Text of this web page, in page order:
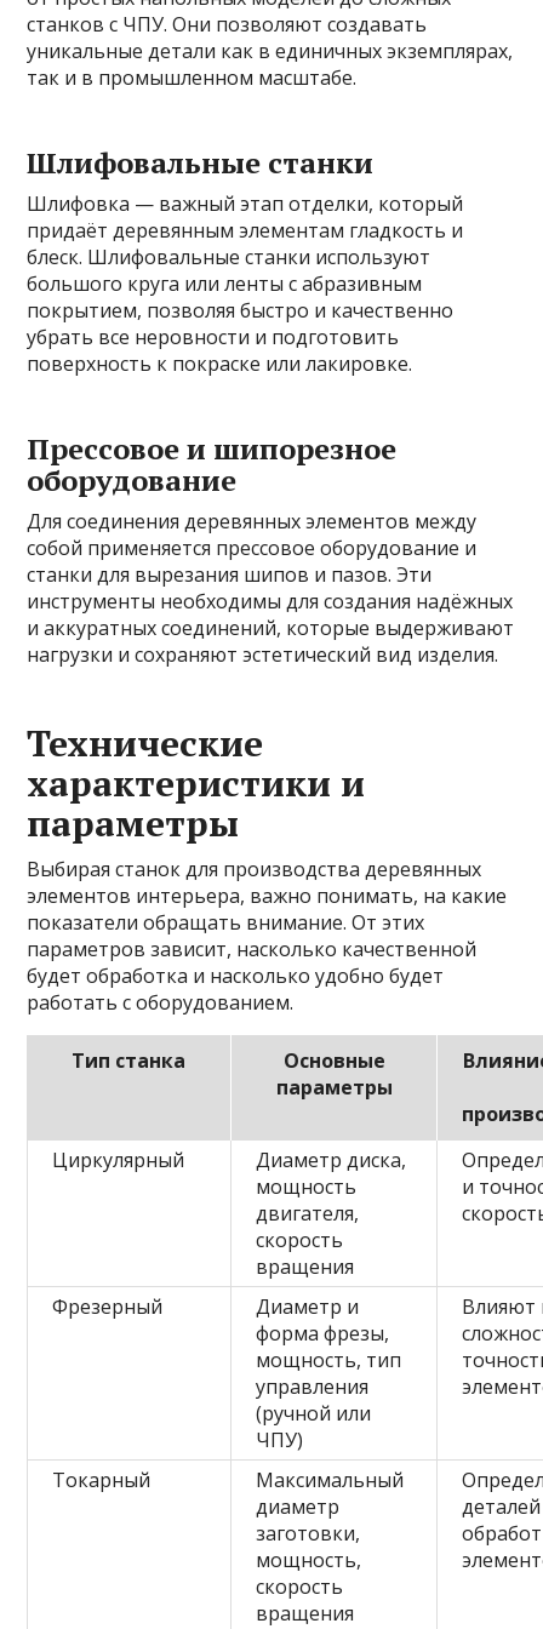
станков с ЧПУ. Они позволяют создавать
уникальные детали как в единичных экземплярах,
так и в промышленном масштабе.
Шлифовальные станки
Шлифовка — важный этап отделки, который
придаёт деревянным элементам гладкость и
блеск. Шлифовальные станки используют
большого круга или ленты с абразивным
покрытием, позволяя быстро и качественно
убрать все неровности и подготовить
поверхность к покраске или лакировке.
Прессовое и шипорезное
оборудование
Для соединения деревянных элементов между
собой применяется прессовое оборудование и
станки для вырезания шипов и пазов. Эти
инструменты необходимы для создания надёжных
и аккуратных соединений, которые выдерживают
нагрузки и сохраняют эстетический вид изделия.
Технические
характеристики и
параметры
Выбирая станок для производства деревянных
элементов интерьера, важно понимать, на какие
показатели обращать внимание. От этих
параметров зависит, насколько качественной
будет обработка и насколько удобно будет
работать с оборудованием.
Тип станка
Основные
параметры
Циркулярный
Диаметр диска,
мощность
двигателя,
скорость
вращения
и
Фрезерный
Диаметр и
форма фрезы,
мощность, тип
управления
(ручной или
ЧПУ)
Влияют
Токарный
Максимальный
диаметр
заготовки,
мощность,
скорость
вращения